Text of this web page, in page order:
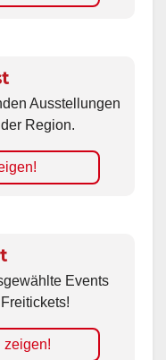
Ausstellungen
Region.
Events
zeigen!